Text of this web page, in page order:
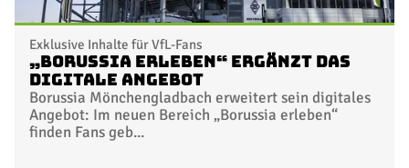
Exklusive Inhalte für VfL-Fans
„Borussia erleben“ ergänzt das
digitale Angebot
Borussia Mönchengladbach erweitert sein digitales
Angebot: Im neuen Bereich „Borussia erleben“
finden Fans geb...